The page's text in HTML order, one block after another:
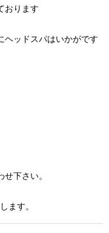
おります
ヘッドスパはいかがです
下さい。
ます。